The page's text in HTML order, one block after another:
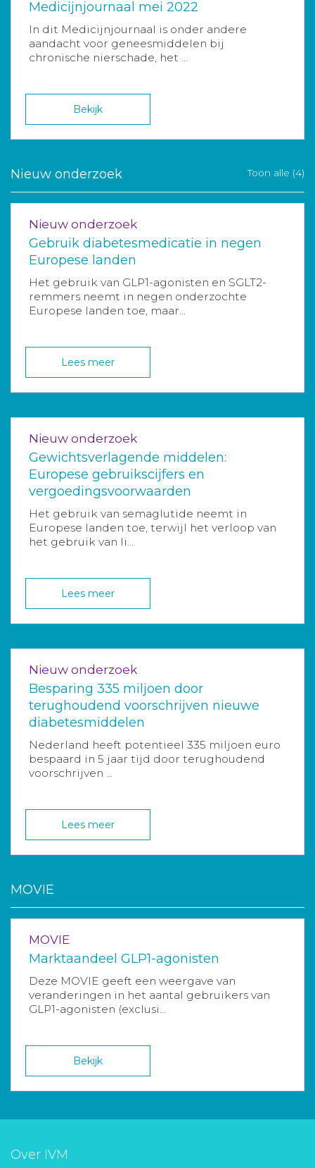
Medicijnjournaal mei 2022
In dit Medicijnjournaal is onder andere
aandacht voor geneesmiddelen bij
chronische nierschade, het ...
Bekijk
Nieuw onderzoek Toon alle (4)
Nieuw onderzoek
Gebruik diabetesmedicatie in negen
Europese landen
Het gebruik van GLP1-agonisten en SGLT2-
remmers neemt in negen onderzochte
Europese landen toe, maar...
Lees meer
Nieuw onderzoek
Gewichtsverlagende middelen:
Europese gebruikscijfers en
vergoedingsvoorwaarden
Het gebruik van semaglutide neemt in
Europese landen toe, terwijl het verloop van
het gebruik van li...
Lees meer
Nieuw onderzoek
Besparing 335 miljoen door
terughoudend voorschrijven nieuwe
diabetesmiddelen
Nederland heeft potentieel 335 miljoen euro
bespaard in 5 jaar tijd door terughoudend
voorschrijven ...
Lees meer
MOVIE
MOVIE
Marktaandeel GLP1-agonisten
Deze MOVIE geeft een weergave van
veranderingen in het aantal gebruikers van
GLP1-agonisten (exclusi...
Bekijk
Over IVM